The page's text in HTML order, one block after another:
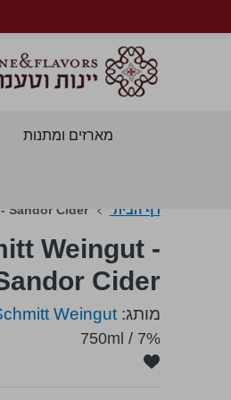
מארזים ומתנות
דף הבית Sandor Cider
Weingut -
Cider
מותג:Weingut
750ml / 7%